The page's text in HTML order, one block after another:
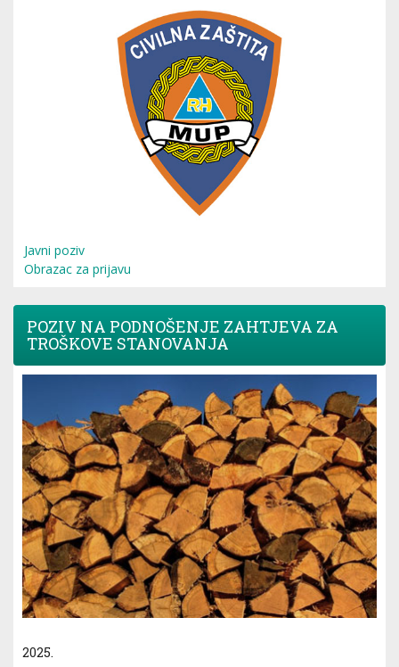
Javni poziv
Obrazac za prijavu
POZIV NA PODNOŠENJE ZAHTJEVA ZA
TROŠKOVE STANOVANJA
2025.